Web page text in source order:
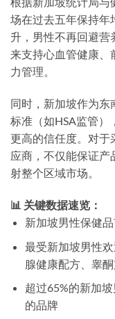
场在过去五年保持年
升，男性不再回避营
来支持心血管健康、
力管理。
同时，新加坡作为
标准（如HSA监管）
更高的信任度。对于
应商，不仅能保证产
射整个区域市场。
📊 关键数据速览：
新加坡男性保健
最受新加坡男性
腺健康配方、睾
超过65%的新加
的品牌